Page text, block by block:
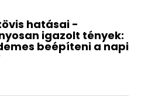
hatásai -
igazolt tények:
beépíteni a napi